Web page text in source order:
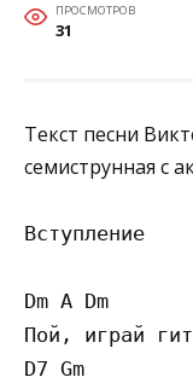
ПРОСМОТРОВ
31
Текст песни
семиструнная с
Вступление
Dm A Dm
Пой, играй
D7 Gm